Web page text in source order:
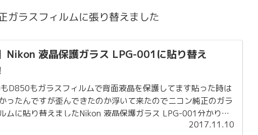
ガラスフィルムに張り替えました
Nikon 液晶保護ガラス LPG-001に貼り替え
D850もガラスフィルムで背面液晶を保護してます貼った時は
ったんですが歪んできたのか浮いて来たのでニコン純正のガラ
ムに貼り替えましたNikon 液晶保護ガラス LPG-001分かりま
2017.11.10